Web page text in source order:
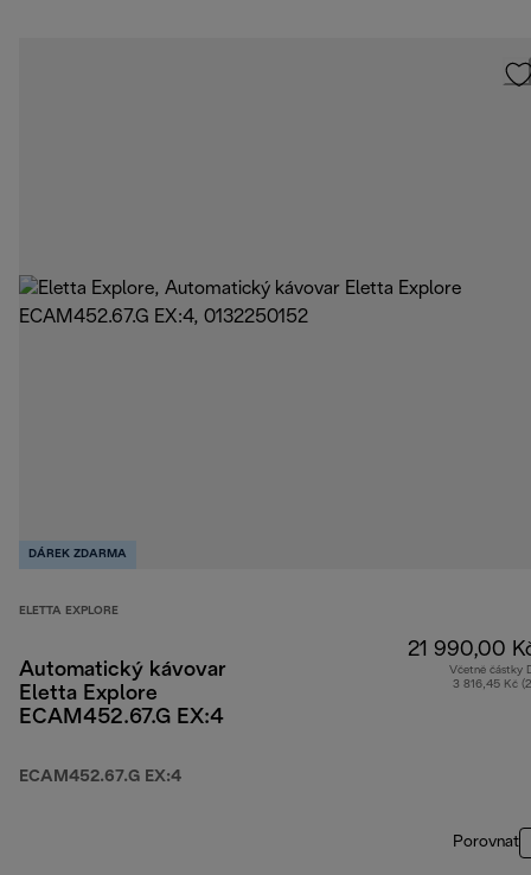
DÁREK ZDARMA
ELETTA EXPLORE
Automatický kávovar
Eletta Explore
ECAM452.67.G EX:4
ECAM452.67.G EX:4
21 990,00
Včetně částky
3 816,45 Kč
Porovnat